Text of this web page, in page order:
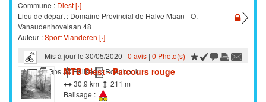
Commune : Diest [›]
Lieu de départ : Domaine Provincial de Halve Maan - O.
Vanaudenhovelaan 48
Auteur :Sport Vlanderen [›]
Mis à jour le 30/05/2020 | 0 avis| 0 Photo(s) |
VTT
Gps Balisé Roadbook
MTB Diest - Parcours rouge
30.9 km
211 m
Balisage :